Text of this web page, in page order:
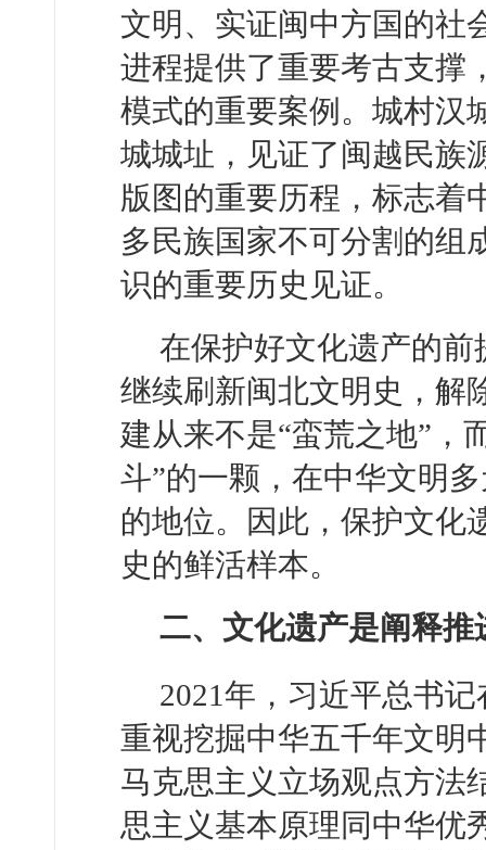
文明、实证闽中方国的社
进程提供了重要考古支撑
模式的重要案例。城村汉
城城址，见证了闽越民族
版图的重要历程，标志着
多民族国家不可分割的组
识的重要历史见证。
在保护好文化遗产的
继续刷新闽北文明史，解
建从来不是“蛮荒之地”，
斗”的一颗，在中华文明
的地位。因此，保护文化
史的鲜活样本。
二、文化遗产是阐释
2021年，习近平总书
重视挖掘中华五千年文明
马克思主义立场观点方法
思主义基本原理同中华优